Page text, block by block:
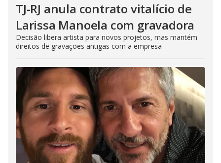
TJ-RJ anula contrato vitalício de
Larissa Manoela com gravadora
Decisão libera artista para novos projetos, mas mantém
direitos de gravações antigas com a empresa